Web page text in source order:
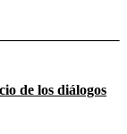
de los diálogos